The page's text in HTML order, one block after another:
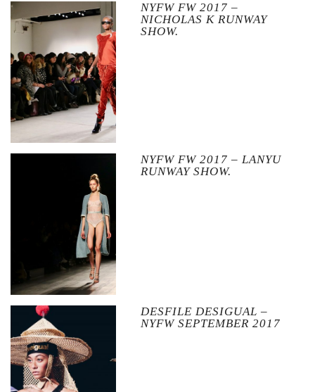
NYFW FW 2017 –
NICHOLAS K RUNWAY
SHOW.
NYFW FW 2017 – LANYU
RUNWAY SHOW.
DESFILE DESIGUAL –
NYFW SEPTEMBER 2017